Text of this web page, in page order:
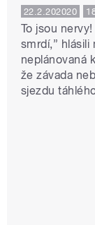
22.2.202020
To jsou
smrdí,” hlásili
neplánovaná
že závada
sjezdu